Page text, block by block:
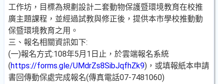
工作坊，目標為規劃設計二套動物保護暨環境教育在校推
廣主題課程，並經過試教與修正後，提供本市學校推動動
保暨環境教育之用。
三、報名相關資訊如下:
(一)報名方式:108年5月1日止，於雲端報名系統
(https://forms.gle/UMdrZs8SibJqfhZk9)，或填報紙本申請
書回傳動保處完成報名(傳真電話07-7481060)